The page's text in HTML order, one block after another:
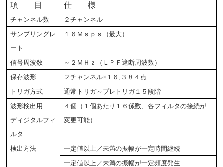
項 目
仕 様
チャンネル数
２チャンネル
サンプリングレ
ート
１６Ｍｓｐｓ（最大）
信号周波数
～２ＭＨｚ（ＬＰＦ遮断周波数）
保存波形
２チャンネル×１６
３８４点
トリガ方式
通常トリガ～プレトリガ１５段階
波形検出用
ディジタルフィ
ルタ
４個（１個あたり１６係数、各フィルタの接続が
変更可能）
検出方法
一定値以上／未満の振幅が一定時間継続
一定値以上／未満の振幅が一定頻度発生